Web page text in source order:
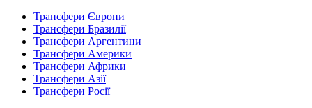
Трансфери Європи
Трансфери Бразилії
Трансфери Аргентини
Трансфери Америки
Трансфери Африки
Трансфери Азії
Трансфери Росії